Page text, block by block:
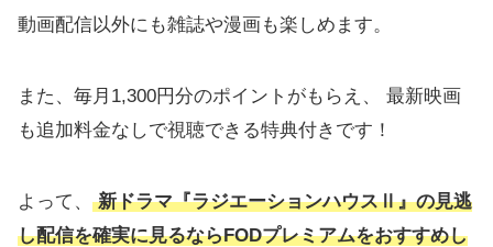
動画配信以外にも雑誌や漫画も楽しめます。
また、毎月1,300円分のポイントがもらえ、 最新映画
も追加料金なしで視聴できる特典付きです！
よって、 新ドラマ『ラジエーションハウスⅡ』の見逃
し配信を確実に見るならFODプレミアムをおすすめし